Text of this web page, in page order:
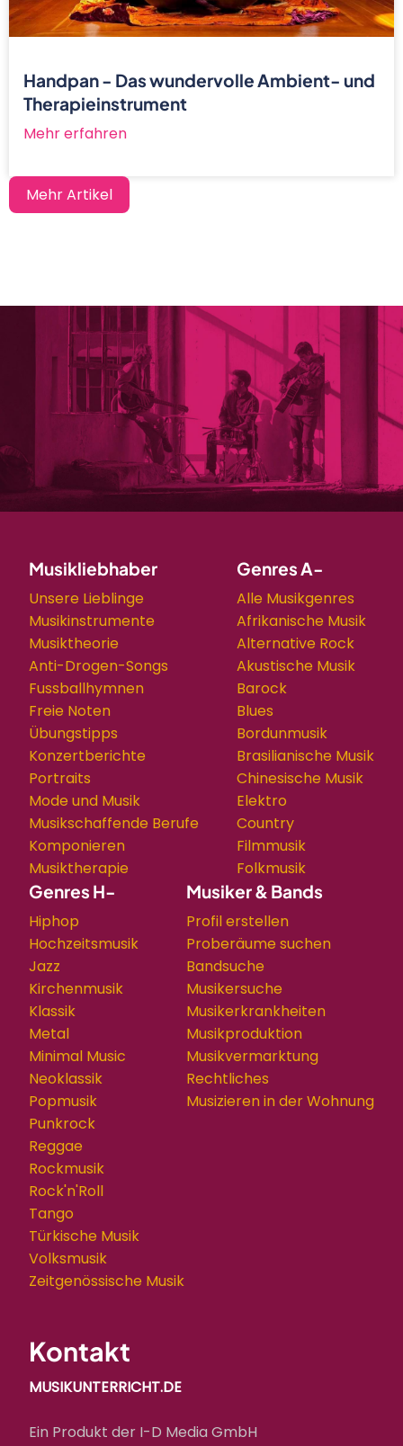
Handpan - Das wundervolle Ambient- und
Therapieinstrument
Mehr erfahren
Mehr Artikel
Musikliebhaber
Unsere Lieblinge
Musikinstrumente
Musiktheorie
Anti-Drogen-Songs
Fussballhymnen
Freie Noten
Übungstipps
Konzertberichte
Portraits
Mode und Musik
Musikschaffende Berufe
Komponieren
Musiktherapie
Genres A-
Alle Musikgenres
Afrikanische Musik
Alternative Rock
Akustische Musik
Barock
Blues
Bordunmusik
Brasilianische Musik
Chinesische Musik
Elektro
Country
Filmmusik
Folkmusik
Genres H-
Hiphop
Hochzeitsmusik
Jazz
Kirchenmusik
Klassik
Metal
Minimal Music
Neoklassik
Popmusik
Punkrock
Reggae
Rockmusik
Rock'n'Roll
Tango
Türkische Musik
Volksmusik
Zeitgenössische Musik
Musiker & Bands
Profil erstellen
Proberäume suchen
Bandsuche
Musikersuche
Musikerkrankheiten
Musikproduktion
Musikvermarktung
Rechtliches
Musizieren in der Wohnung
Kontakt
MUSIKUNTERRICHT.DE
Ein Produkt der I-D Media GmbH